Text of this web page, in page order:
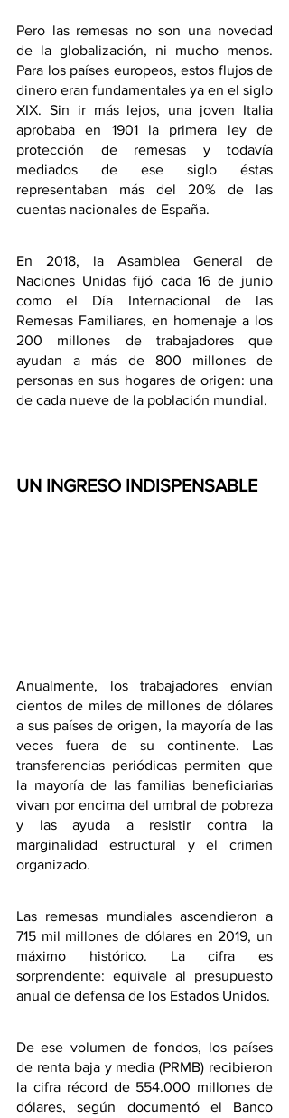
Pero las remesas no son una novedad
de la globalización, ni mucho menos.
Para los países europeos, estos flujos de
dinero eran fundamentales ya en el siglo
XIX. Sin ir más lejos, una joven Italia
aprobaba en 1901 la primera ley de
protección de remesas y todavía
mediados de ese siglo éstas
representaban más del 20% de las
cuentas nacionales de España.
En 2018, la Asamblea General de
Naciones Unidas fijó cada 16 de junio
como el Día Internacional de las
Remesas Familiares, en homenaje a los
200 millones de trabajadores que
ayudan a más de 800 millones de
personas en sus hogares de origen: una
de cada nueve de la población mundial.
UN INGRESO INDISPENSABLE
Anualmente, los trabajadores envían
cientos de miles de millones de dólares
a sus países de origen, la mayoría de las
veces fuera de su continente. Las
transferencias periódicas permiten que
la mayoría de las familias beneficiarias
vivan por encima del umbral de pobreza
y las ayuda a resistir contra la
marginalidad estructural y el crimen
organizado.
Las remesas mundiales ascendieron a
715 mil millones de dólares en 2019, un
máximo histórico. La cifra es
sorprendente: equivale al presupuesto
anual de defensa de los Estados Unidos.
De ese volumen de fondos, los países
de renta baja y media (PRMB) recibieron
la cifra récord de 554.000 millones de
dólares, según documentó el Banco